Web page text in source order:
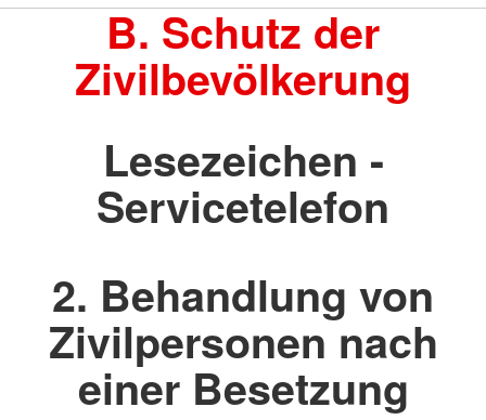
B. Schutz der
Zivilbevölkerung
Lesezeichen -
Servicetelefon
2. Behandlung von
Zivilpersonen nach
einer Besetzung